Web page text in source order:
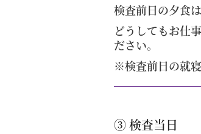
検査前日の夕食
どうしてもお仕
ださい。
※検査前日の就
③ 検査当日